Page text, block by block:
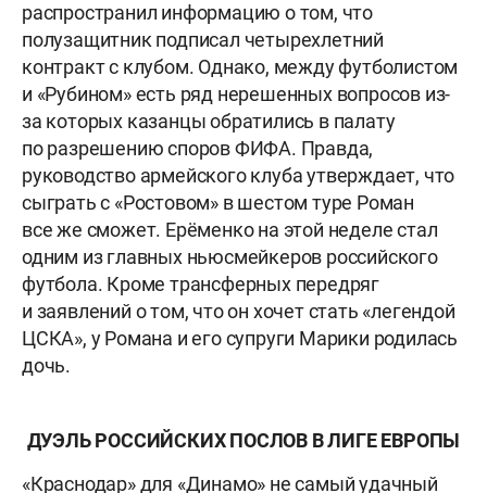
распространил информацию о том, что
полузащитник подписал четырехлетний
контракт с клубом. Однако, между футболистом
и «Рубином» есть ряд нерешенных вопросов из-
за которых казанцы обратились в палату
по разрешению споров ФИФА. Правда,
руководство армейского клуба утверждает, что
сыграть с «Ростовом» в шестом туре Роман
все же сможет. Ерёменко на этой неделе стал
одним из главных ньюсмейкеров российского
футбола. Кроме трансферных передряг
и заявлений о том, что он хочет стать «легендой
ЦСКА», у Романа и его супруги Марики родилась
дочь.
ДУЭЛЬ РОССИЙСКИХ ПОСЛОВ В ЛИГЕ ЕВРОПЫ
«Краснодар» для «Динамо» не самый удачный